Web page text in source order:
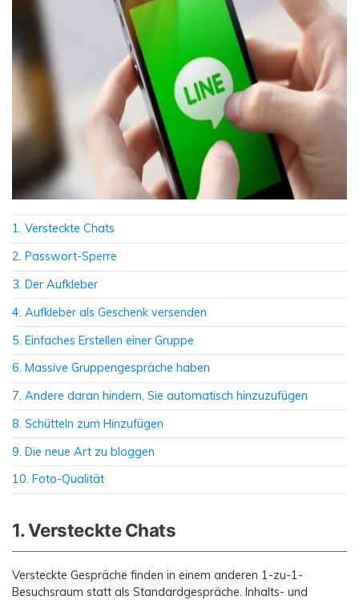
1. Versteckte Chats
2. Passwort-Sperre
3. Der Aufkleber
4. Aufkleber als Geschenk versenden
5. Einfaches Erstellen einer Gruppe
6. Massive Gruppengespräche haben
7. Andere daran hindern, Sie automatisch hinzuzufügen
8. Schütteln zum Hinzufügen
9. Die neue Art zu bloggen
10. Foto-Qualität
1. Versteckte Chats
Versteckte Gespräche finden in einem anderen 1-zu-1-
Besuchsraum statt als Standardgespräche. Inhalts- und